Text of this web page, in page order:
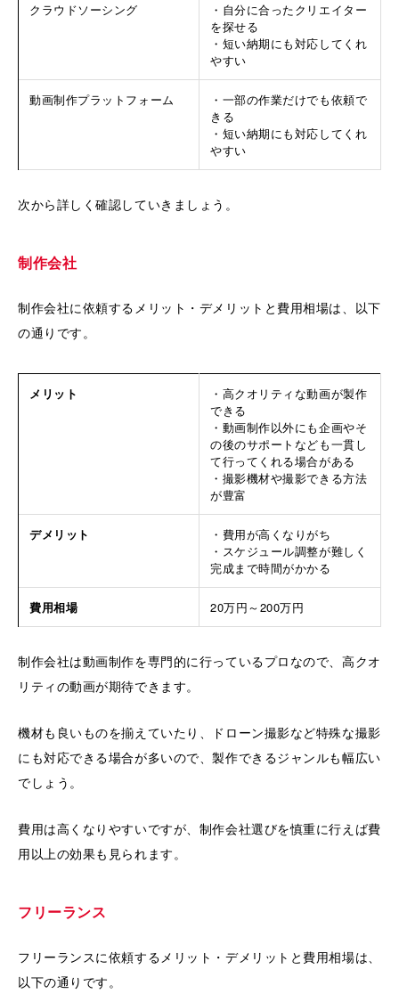
クラウドソーシング
・自分に合ったクリエイター
を探せる
・短い納期にも対応してくれ
やすい
動画制作プラットフォーム
・一部の作業だけでも依頼で
きる
・短い納期にも対応してくれ
やすい
次から詳しく確認していきましょう。
制作会社
制作会社に依頼するメリット・デメリットと費用相場は、以下
の通りです。
メリット
・高クオリティな動画が製作
できる
・動画制作以外にも企画やそ
の後のサポートなども一貫し
て行ってくれる場合がある
・撮影機材や撮影できる方法
が豊富
デメリット
・費用が高くなりがち
・スケジュール調整が難しく
完成まで時間がかかる
費用相場 20万円～200万円
制作会社は動画制作を専門的に行っているプロなので、高クオ
リティの動画が期待できます。
機材も良いものを揃えていたり、ドローン撮影など特殊な撮影
にも対応できる場合が多いので、製作できるジャンルも幅広い
でしょう。
費用は高くなりやすいですが、制作会社選びを慎重に行えば費
用以上の効果も見られます。
フリーランス
フリーランスに依頼するメリット・デメリットと費用相場は、
以下の通りです。